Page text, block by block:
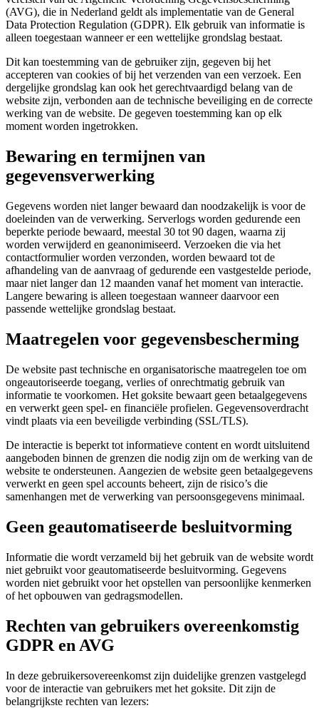
(AVG), die in Nederland geldt als implementatie van de General
Data Protection Regulation (GDPR). Elk gebruik van informatie is
alleen toegestaan wanneer er een wettelijke grondslag bestaat.
Dit kan toestemming van de gebruiker zijn, gegeven bij het
accepteren van cookies of bij het verzenden van een verzoek. Een
dergelijke grondslag kan ook het gerechtvaardigd belang van de
website zijn, verbonden aan de technische beveiliging en de correcte
werking van de website. De gegeven toestemming kan op elk
moment worden ingetrokken.
Bewaring en termijnen van
gegevensverwerking
Gegevens worden niet langer bewaard dan noodzakelijk is voor de
doeleinden van de verwerking. Serverlogs worden gedurende een
beperkte periode bewaard, meestal 30 tot 90 dagen, waarna zij
worden verwijderd en geanonimiseerd. Verzoeken die via het
contactformulier worden verzonden, worden bewaard tot de
afhandeling van de aanvraag of gedurende een vastgestelde periode,
maar niet langer dan 12 maanden vanaf het moment van interactie.
Langere bewaring is alleen toegestaan wanneer daarvoor een
passende wettelijke grondslag bestaat.
Maatregelen voor gegevensbescherming
De website past technische en organisatorische maatregelen toe om
ongeautoriseerde toegang, verlies of onrechtmatig gebruik van
informatie te voorkomen. Het goksite bewaart geen betaalgegevens
en verwerkt geen spel- en financiële profielen. Gegevensoverdracht
vindt plaats via een beveiligde verbinding (SSL/TLS).
De interactie is beperkt tot informatieve content en wordt uitsluitend
aangeboden binnen de grenzen die nodig zijn om de werking van de
website te ondersteunen. Aangezien de website geen betaalgegevens
verwerkt en geen spel accounts beheert, zijn de risico’s die
samenhangen met de verwerking van persoonsgegevens minimaal.
Geen geautomatiseerde besluitvorming
Informatie die wordt verzameld bij het gebruik van de website wordt
niet gebruikt voor geautomatiseerde besluitvorming. Gegevens
worden niet gebruikt voor het opstellen van persoonlijke kenmerken
of het opbouwen van gedragsmodellen.
Rechten van gebruikers overeenkomstig
GDPR en AVG
In deze gebruikersovereenkomst zijn duidelijke grenzen vastgelegd
voor de interactie van gebruikers met het goksite. Dit zijn de
belangrijkste rechten van lezers: